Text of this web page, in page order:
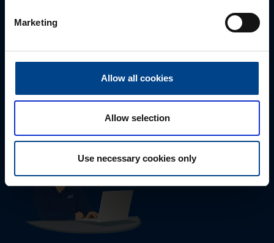
Marketing
Allow all cookies
Allow selection
Use necessary cookies only
tuki@utuautomation.fi